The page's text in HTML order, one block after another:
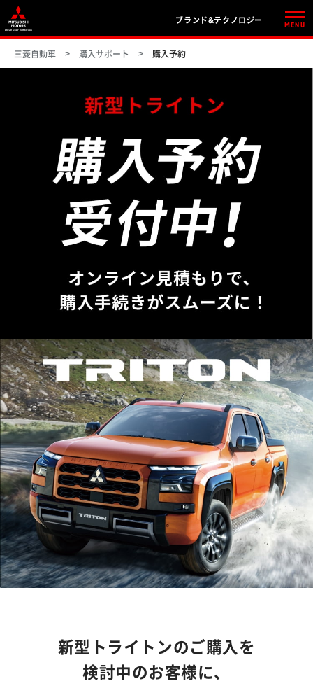
ブランド&テクノロジー
MENU
三菱自動車 購入サポート 購入予約
新型トライトンのご購入を
検討中のお客様に、